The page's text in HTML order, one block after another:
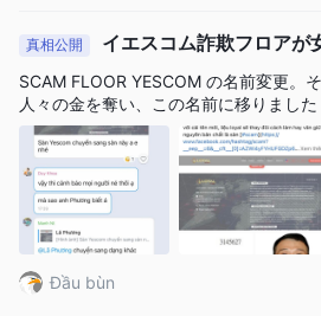
長所と短所
Loyal Brokersは英国に本拠を置き、潜
欠点の両方をもたらします。良い面と
レッジとともに外国為替市場へのアク
ーは投資資金に比べてより大きなポジシ
す。さらに、クライアントは貴金属を
な CFD オプションを楽しむことができ
は mt5 を利用し、包括的な市場分析の
提供します。さらに、複数の支払い方
真相公開 イエスコム詐欺フロアが
SCAM FLOOR YESCOM の名前変更。
人々の金を奪い、この名前に移りました
Đầu bùn